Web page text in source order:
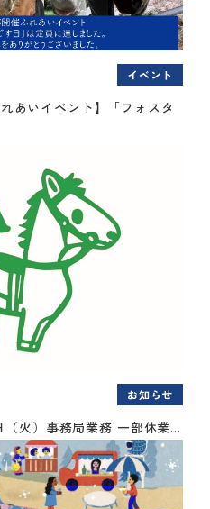
イベント
あいイベント】「フォスタ
お知らせ
火）事務局業務 一部休業...